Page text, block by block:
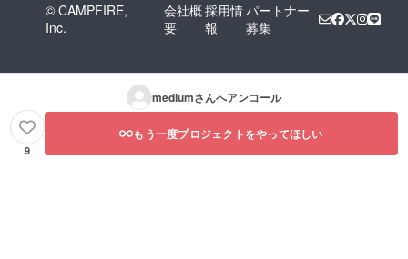
© CAMPFIRE,
Inc.
会社概
要
採用情
報
パートナー
募集
mediumさんへアンコール
9
もう一度プロジェクトをやってほしい